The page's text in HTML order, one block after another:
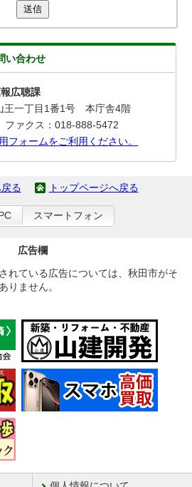
送信
い合わせ
広聴課
一丁目1番1号 本庁舎4階
ァクス：018-888-5472
フォームをご利用ください。
る トップページへ戻る
PC スマートフォン
広告欄
れている広告については、秋田市がそ
りません。